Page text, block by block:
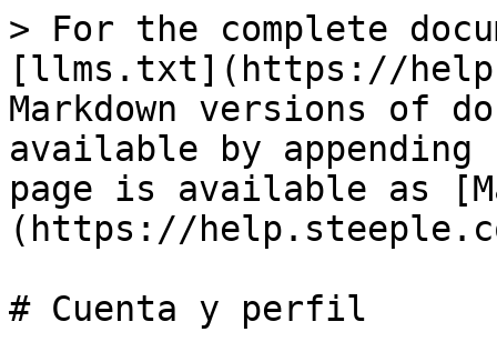
> For the complete
[llms.txt](https://
Markdown versions of
available by
page is available as
(https://
# Cuenta y perfil